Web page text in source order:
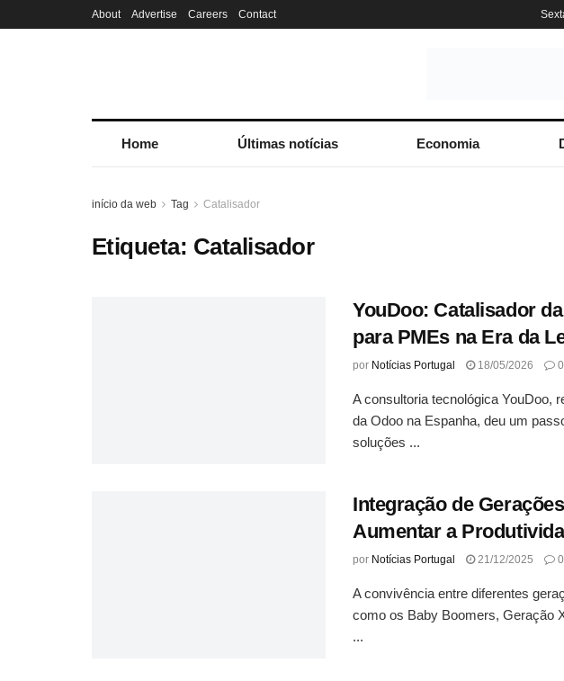
About Advertise Careers Contact
Home Últimas notícias Economia
início da web Tag Catalisador
Etiqueta: Catalisador
YouDoo: Catalisador
para PMEs na Era da
por Notícias Portugal 18/05/2026 0
A consultoria tecnológica YouDoo,
da Odoo na Espanha, deu um
soluções ...
Integração de
Aumentar a
por Notícias Portugal 21/12/2025 0
A convivência entre diferentes
como os Baby Boomers, Geração
...